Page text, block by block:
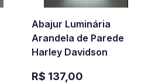
Abajur Luminária
Arandela de Parede
Harley Davidson
R$ 137,00